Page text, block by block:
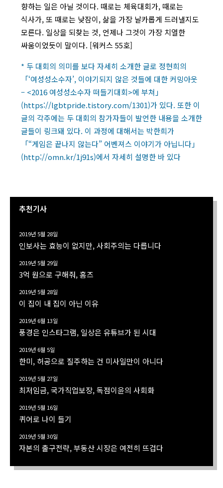
향하는 일은 아닐 것이다. 때로는 체육대회가, 때로는
식사가, 또 때로는 낮잠이, 삶을 가장 날카롭게 드러낼지도
모른다. 일상을 되찾는 것, 언제나 그것이 가장 치열한
싸움이었듯이 말이다. [워커스 55호]
* 두 대회의 의미를 보다 자세히 소개한 글로 정현희의
「‘여성성소수자’, 이야기되지 않은 것들에 대한 커밍아웃
– <2016 여성성소수자 떠들기대회>에 부쳐」
(https://lgbtpride.tistory.com/1301)가 있다. 또한 이
글의 각주에는 두 대회의 참가자들이 발언한 내용을 소개한
글들이 링크돼 있다. 이 과정에 대해서는 박한희가
「“게임은 끝나지 않는다” 어벤져스 이야기가 아닙니다」
(http://omn.kr/1j91s)에서 자세히 설명한 바 있다
추천기사
2019년 5월 28일
인보사는 효능이 없지만, 사회주의는 다릅니다
2019년 5월 29일
3억 원으로 구해줘, 홈즈
2019년 5월 28일
이 집이 내 집이 아닌 이유
2019년 6월 13일
풍경은 인스타그램, 일상은 유튜브가 된 시대
2019년 6월 5일
한미, 허공으로 질주하는 건 미사일만이 아니다
2019년 5월 27일
최저임금, 국가직업보장, 독점이윤의 사회화
2019년 5월 16일
퀴어로 나이 들기
2019년 5월 30일
자본의 출구전략, 부동산 시장은 여전히 뜨겁다